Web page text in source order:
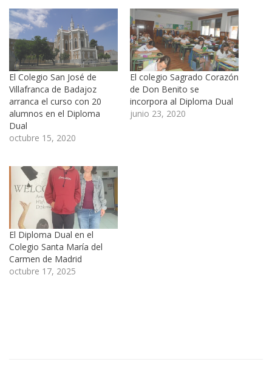
El Colegio San José de
Villafranca de Badajoz
arranca el curso con 20
alumnos en el Diploma
Dual
octubre 15, 2020
El colegio Sagrado Corazón
de Don Benito se
incorpora al Diploma Dual
junio 23, 2020
El Diploma Dual en el
Colegio Santa María del
Carmen de Madrid
octubre 17, 2025